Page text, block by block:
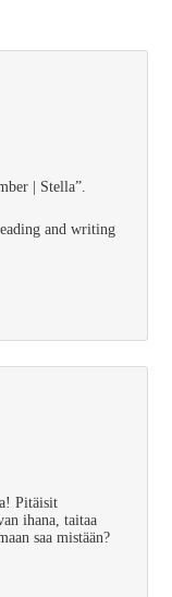
| Stella”.
and writing
Pitäisit
ihana, taitaa
saa mistään?